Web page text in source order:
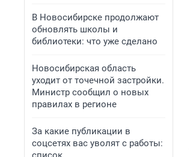
В Новосибирске продолжают
обновлять школы и
библиотеки: что уже сделано
Новосибирская область
уходит от точечной застройки.
Министр сообщил о новых
правилах в регионе
За какие публикации в
соцсетях вас уволят с работы: